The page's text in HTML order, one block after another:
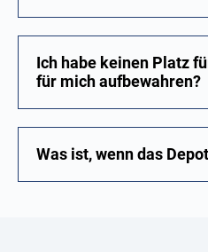
Ich habe keinen Platz
für mich aufbewahren?
Was ist, wenn das